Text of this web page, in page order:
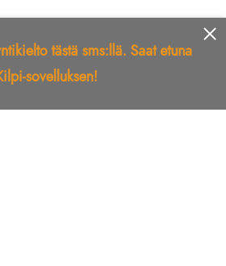
tästä sms:llä. Saat etuna
sovelluksen!